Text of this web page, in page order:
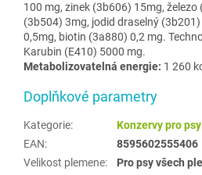
100 mg, zinek (3b606) 15mg,
(3b504) 3mg, jodid draselný
0,5mg, biotin (3a880) 0,2 mg.
Karubin (E410) 5000 mg.
Metabolizovatelná energie: 1 260
Doplňkové parametry
Kategorie:
Konzervy pro psy
EAN:
8595602555406
Velikost plemene: Pro psy všech